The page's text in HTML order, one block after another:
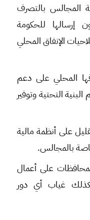
المجالس بالتصرف
إرسالها للحكومة
الإنفاق المحلي
المحلي على دعم
التحتية وتوفير
على أنظمة مالية
بالمجالس.
على أعمال
غياب أي دور